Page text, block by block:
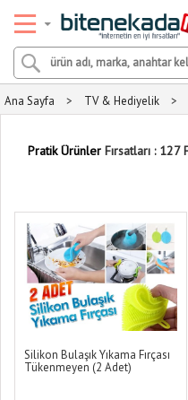
Ana Sayfa > TV & Hediyelik >
Pratik Ürünler Fırsatları : 127
Silikon Bulaşık Yıkama Fırçası
Tükenmeyen (2 Adet)